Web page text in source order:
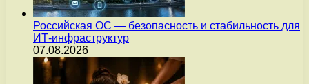
Российская ОС — безопасность и стабильность для
ИТ-инфраструктур
07.08.2026